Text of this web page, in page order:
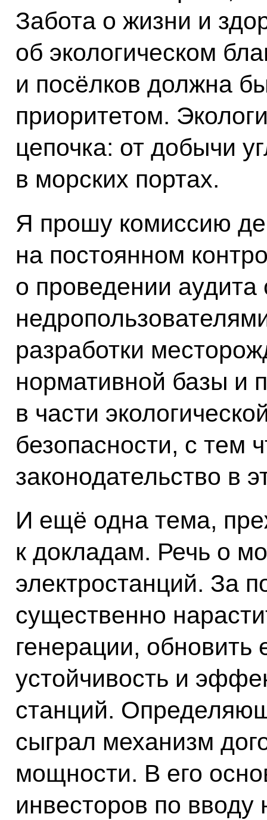
Забота о жизни и
об экологическом
и посёлков должна
приоритетом.
цепочка: от добычи
в морских портах.
Я прошу комиссию
на постоянном
о проведении
разработки
нормативной базы и
в части
безопасности, с тем
законодательство в
И ещё одна тема,
к докладам. Речь о
электростанций. За
существенно
генерации, обновить
устойчивость и
станций.
сыграл механизм
мощности. В его
инвесторов по